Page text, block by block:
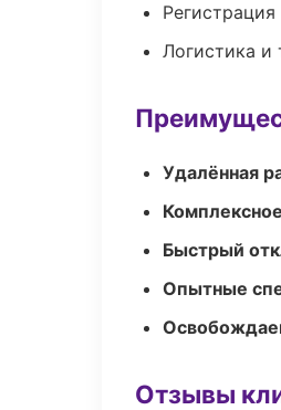
Логистика
Удалённая
Быстрый
Опытные
Отзывы